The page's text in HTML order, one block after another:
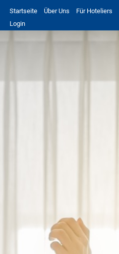
Startseite Über Uns Für Hoteliers
Login